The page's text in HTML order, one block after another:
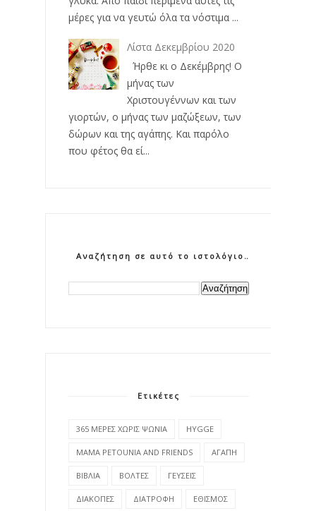
μέρες για να γευτώ όλα τα νόστιμα ...
Λίστα Δεκεμβρίου 2020
Ήρθε κι ο Δεκέμβρης! Ο
μήνας των
Χριστουγέννων και των
γιορτών, ο μήνας των μαζώξεων, των
δώρων και της αγάπης. Και παρόλο
που φέτος θα εί...
Αναζήτηση σε αυτό το ιστολόγιο
Ετικέτες
365 ΜΕΡΕΣ ΧΩΡΙΣ ΨΩΝΙΑ HYGGE
MAMA PETOUNIA AND FRIENDS ΑΓΑΠΗ
ΒΙΒΛΙΑ ΒΟΛΤΕΣ ΓΕΥΣΕΙΣ
ΔΙΑΚΟΠΕΣ ΔΙΑΤΡΟΦΗ ΕΘΙΣΜΟΣ